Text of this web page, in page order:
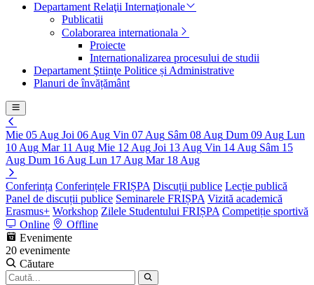
Departament Relaţii Internaţionale
Publicatii
Colaborarea internationala
Proiecte
Internationalizarea procesului de studii
Departament Ştiinţe Politice și Administrative
Planuri de învățământ
Mie 05 Aug Joi 06 Aug Vin 07 Aug Sâm 08 Aug Dum 09 Aug Lun
10 Aug Mar 11 Aug Mie 12 Aug Joi 13 Aug Vin 14 Aug Sâm 15
Aug Dum 16 Aug Lun 17 Aug Mar 18 Aug
Conferința Conferințele FRIȘPA Discuții publice Lecție publică
Panel de discuții publice Seminarele FRIȘPA Vizită academică
Erasmus+ Workshop Zilele Studentului FRIȘPA Сompetiție sportivă
Online
Offline
Evenimente
20 evenimente
Căutare